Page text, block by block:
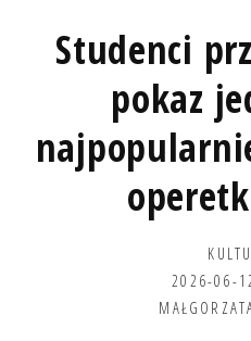
Studenci
pokaz
2026-06-